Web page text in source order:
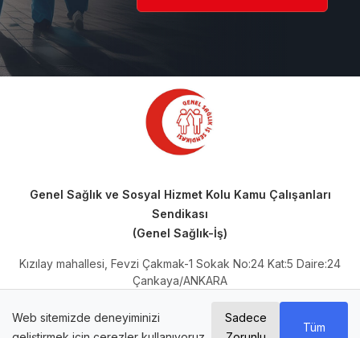
Genel Sağlık ve Sosyal Hizmet Kolu Kamu Çalışanları
Sendikası
(Genel Sağlık-İş)
Kızılay mahallesi, Fevzi Çakmak-1 Sokak No:24 Kat:5 Daire:24
Çankaya/ANKARA
Mail Adresi:iletisim@genelsaglikis.org.tr
Kep Adresi:genelsaglikis@hs01.kep.tr
Web sitemizde deneyiminizi
Sadece
Tüm